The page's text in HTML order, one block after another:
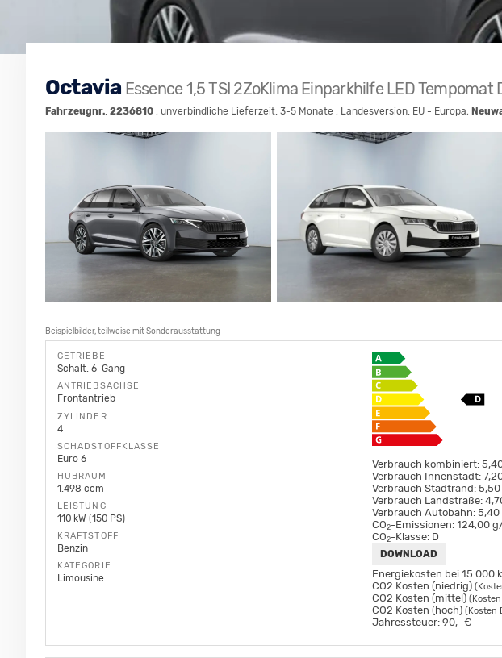
Octavia Essence 1,5 TSI 2ZoKlima Einparkhilfe LED
Fahrzeugnr.: 2236810 , unverbindliche Lieferzeit: 3-5 Monate , Landesversion: EU - Europa,
Beispielbilder, teilweise mit Sonderausstattung
GETRIEBE
Schalt. 6-Gang
ANTRIEBSACHSE
Frontantrieb
ZYLINDER
4
SCHADSTOFFKLASSE
Euro 6
HUBRAUM
1.498 ccm
LEISTUNG
110 kW (150 PS)
KRAFTSTOFF
Benzin
KATEGORIE
Limousine
Verbrauch kombiniert:
Verbrauch Innenstadt:
Verbrauch Stadtrand:
Verbrauch Landstraße:
Verbrauch Autobahn: 5,40
CO2-Emissionen: 124,00
CO2-Klasse: D
DOWNLOAD
Energiekosten bei 15.000
CO2 Kosten (niedrig)
CO2 Kosten (mittel)
CO2 Kosten (hoch) (Kosten
Jahressteuer: 90,- €